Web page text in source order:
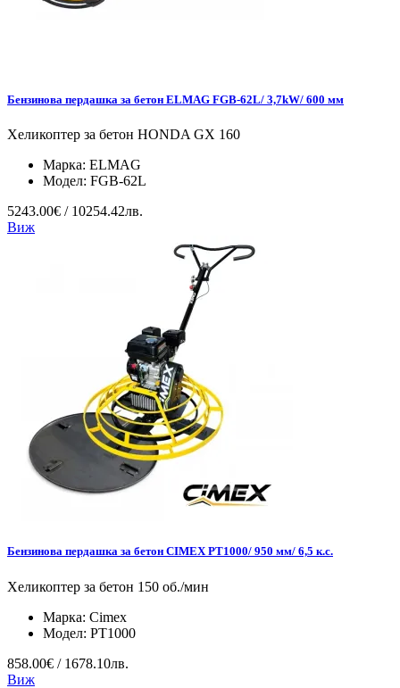
Бензинова пердашка за бетон ELMAG FGB-62L/ 3,7kW/ 600 мм
Хеликоптер за бетон HONDA GX 160
Марка: ELMAG
Модел: FGB-62L
5243.00€ / 10254.42лв.
Виж
Бензинова пердашка за бетон CIMEX PT1000/ 950 мм/ 6,5 к.с.
Хеликоптер за бетон 150 об./мин
Марка: Cimex
Модел: PT1000
858.00€ / 1678.10лв.
Виж